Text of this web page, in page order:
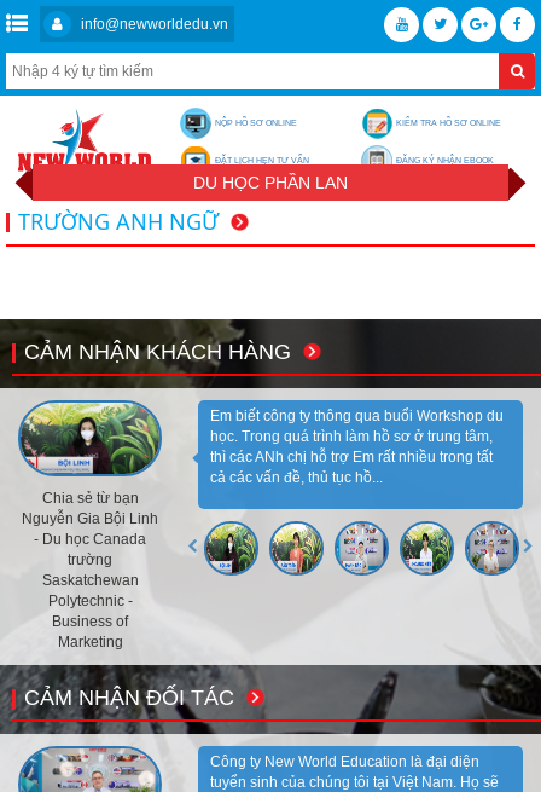
info@newworldedu.vn
NỘP HỒ SƠ ONLINE KIỂM TRA HỒ SƠ ONLINE
ĐẶT LỊCH HẸN TƯ VẤN ĐĂNG KÝ NHẬN EBOOK
DU HỌC PHẦN LAN
TRƯỜNG ANH NGỮ
CẢM NHẬN KHÁCH HÀNG
Chia sẻ từ bạn
Nguyễn Gia Bội Linh
- Du học Canada
trường
Saskatchewan
Polytechnic -
Business of
Marketing
Em biết công ty thông qua buổi Workshop du
học. Trong quá trình làm hồ sơ ở trung tâm,
thì các ANh chị hỗ trợ Em rất nhiều trong tất
cả các vấn đề, thủ tục hồ...
CẢM NHẬN ĐỐI TÁC
Công ty New World Education là đại diện
tuyển sinh của chúng tôi tại Việt Nam. Họ sẽ